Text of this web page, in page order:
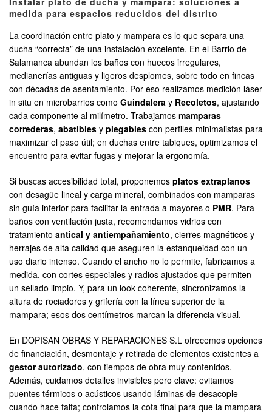
medida para espacios reducidos del distrito
La coordinación entre plato y mampara es lo que separa una
ducha “correcta” de una instalación excelente. En el Barrio de
Salamanca abundan los baños con huecos irregulares,
medianerías antiguas y ligeros desplomes, sobre todo en fincas
con décadas de asentamiento. Por eso realizamos medición láser
in situ en microbarrios como Guindalera y Recoletos, ajustando
cada componente al milímetro. Trabajamos mamparas
correderas, abatibles y plegables con perfiles minimalistas para
maximizar el paso útil; en duchas entre tabiques, optimizamos el
encuentro para evitar fugas y mejorar la ergonomía.
Si buscas accesibilidad total, proponemos platos extraplanos
con desagüe lineal y carga mineral, combinados con mamparas
sin guía inferior para facilitar la entrada a mayores o PMR. Para
baños con ventilación justa, recomendamos vidrios con
tratamiento antical y antiempañamiento, cierres magnéticos y
herrajes de alta calidad que aseguren la estanqueidad con un
uso diario intenso. Cuando el ancho no lo permite, fabricamos a
medida, con cortes especiales y radios ajustados que permiten
un sellado limpio. Y, para un look coherente, sincronizamos la
altura de rociadores y grifería con la línea superior de la
mampara; esos dos centímetros marcan la diferencia visual.
En DOPISAN OBRAS Y REPARACIONES S.L ofrecemos opciones
de financiación, desmontaje y retirada de elementos existentes a
gestor autorizado, con tiempos de obra muy contenidos.
Además, cuidamos detalles invisibles pero clave: evitamos
puentes térmicos o acústicos usando láminas de desacople
cuando hace falta; controlamos la cota final para que la mampara